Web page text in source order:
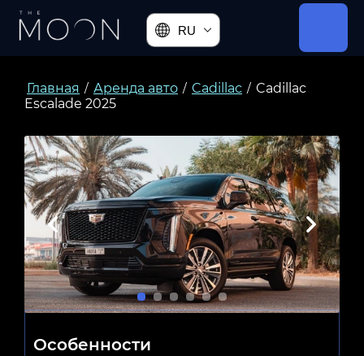
RU
Главная / Аренда авто / Cadillac / Cadillac
Escalade 2025
Особенности